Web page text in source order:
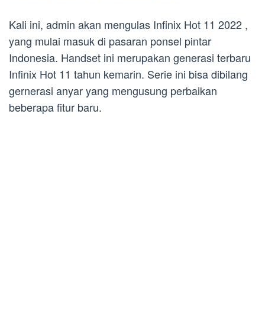
Kali ini, admin akan mengulas Infinix Hot 11 2022 ,
yang mulai masuk di pasaran ponsel pintar
Indonesia. Handset ini merupakan generasi terbaru
Infinix Hot 11 tahun kemarin. Serie ini bisa dibilang
gernerasi anyar yang mengusung perbaikan
beberapa fitur baru.